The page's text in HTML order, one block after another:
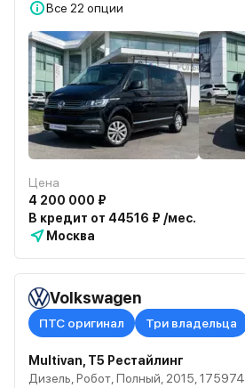
Все 22 опции
Цена
4 200 000 ₽
В кредит от 44516 ₽ /мес.
Москва
Volkswagen
ПТС оригинал Три владельца
Multivan, T5 Рестайлинг
Дизель, Робот, Полный, 2015, 175974